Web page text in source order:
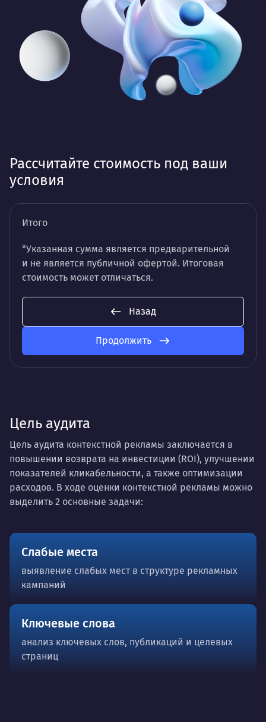
Рассчитайте стоимость под ваши
условия
Итого
*Указанная сумма является предварительной
и не является публичной офертой. Итоговая
стоимость может отличаться.
Назад
Продолжить
Цель аудита
Цель аудита контекстной рекламы заключается в
повышении возврата на инвестиции (ROI), улучшении
показателей кликабельности, а также оптимизации
расходов. В ходе оценки контекстной рекламы можно
выделить 2 основные задачи:
Слабые места
выявление слабых мест в структуре рекламных
кампаний
Ключевые слова
анализ ключевых слов, публикаций и целевых
страниц